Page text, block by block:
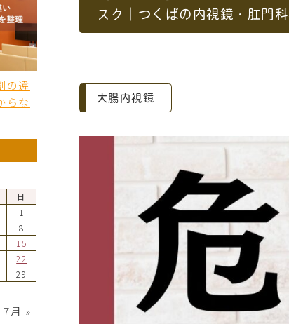
スク｜つくばの内視鏡・肛門
大腸内視鏡
の違
らな
日
1
8
15
22
29
7月 »